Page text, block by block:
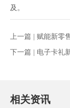
及。
上一篇 | 赋能新零
下一篇 | 电子卡礼
相关资讯